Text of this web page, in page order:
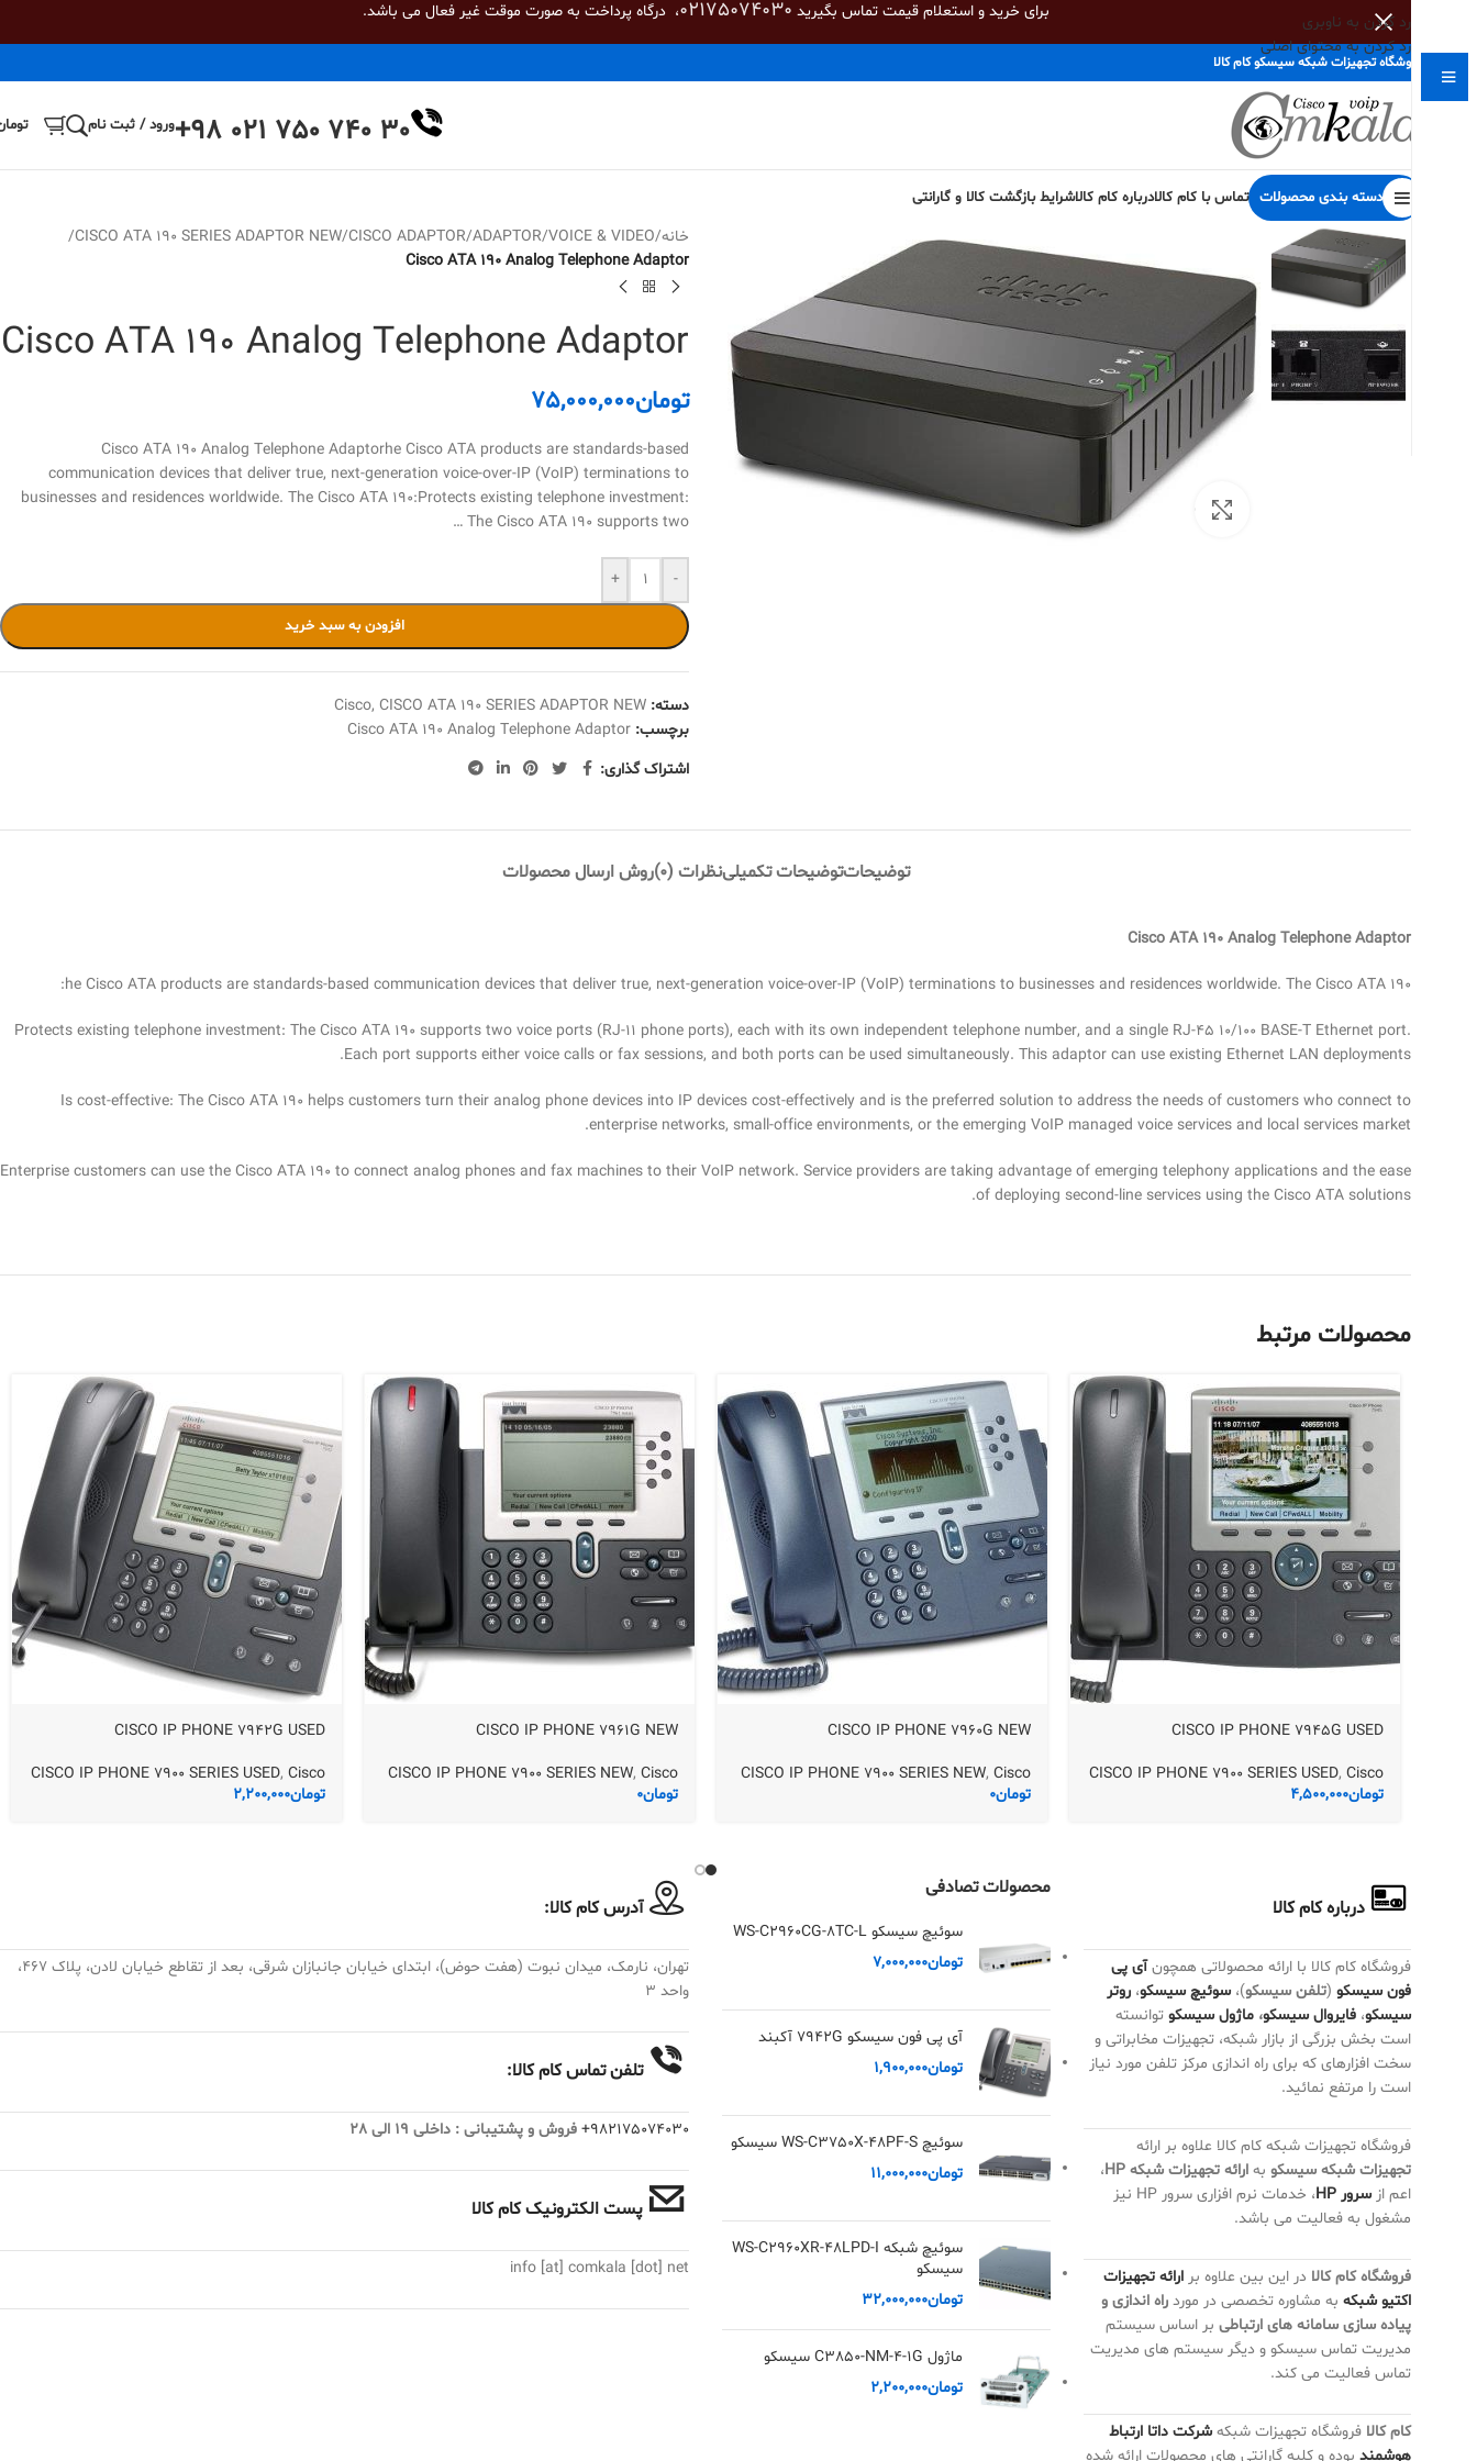
رد کردن به ناوبری
رد کردن به محتوای اصلی
برای خرید و استعلام قیمت تماس بگیرید 02175074030، درگاه پرداخت به صورت موقت غیر فعال می باشد.
فروشگاه تجهیزات شبکه سیسکو کام کالا
+98 021 750 740 30ورود / ثبت نام
دسته بندی محصولات تماس با کام کالادرباره کام کالاشرایط بازگشت کالا و گارانتی
بزرگنمایی تصویر
خانه/
VOICE & VIDEO
/
ADAPTOR
/
CISCO ADAPTOR
/
CISCO ATA 190 SERIES ADAPTOR NEW
/
Cisco ATA 190 Analog Telephone Adaptor
Cisco ATA 190 Analog Telephone Adaptor
تومان75,000,000
Cisco ATA 190 Analog Telephone Adaptorhe Cisco ATA products are standards-based
communication devices that deliver true, next-generation voice-over-IP (VoIP) terminations to
businesses and residences worldwide. The Cisco ATA 190:Protects existing telephone investment:
The Cisco ATA 190 supports two …
-
+
افزودن به سبد خرید
دسته: Cisco, CISCO ATA 190 SERIES ADAPTOR NEW
برچسب: Cisco ATA 190 Analog Telephone Adaptor
اشتراک گذاری:
توضیحاتتوضیحات تکمیلینظرات (0) روش ارسال محصولات
Cisco ATA 190 Analog Telephone Adaptor
he Cisco ATA products are standards-based communication devices that deliver true, next-generation voice-over-IP (VoIP) terminations to businesses and residences worldwide. The Cisco ATA 190:
Protects existing telephone investment: The Cisco ATA 190 supports two voice ports (RJ-11 phone ports), each with its own independent telephone number, and a single RJ-45 10/100 BASE-T Ethernet port.
Each port supports either voice calls or fax sessions, and both ports can be used simultaneously. This adaptor can use existing Ethernet LAN deployments.
Is cost-effective: The Cisco ATA 190 helps customers turn their analog phone devices into IP devices cost-effectively and is the preferred solution to address the needs of customers who connect to
enterprise networks, small-office environments, or the emerging VoIP managed voice services and local services market.
Enterprise customers can use the Cisco ATA 190 to connect analog phones and fax machines to their VoIP network. Service providers are taking advantage of emerging telephony applications and the ease
of deploying second-line services using the Cisco ATA solutions.
محصولات مرتبط
CISCO IP PHONE 7945G USED
CISCO IP PHONE 7900 SERIES USED, Cisco
تومان4,500,000
CISCO IP PHONE 7960G NEW
CISCO IP PHONE 7900 SERIES NEW, Cisco
تومان0
CISCO IP PHONE 7961G NEW
CISCO IP PHONE 7900 SERIES NEW, Cisco
تومان0
CISCO IP PHONE 7942G USED
CISCO IP PHONE 7900 SERIES USED, Cisco
تومان2,200,000
درباره کام کالا
فروشگاه کام کالا با ارائه محصولاتی همچونآی پی
فون سیسکو (تلفن سیسکو)، سوئیچ سیسکو، روتر
سیسکو، فایروال سیسکو، ماژول سیسکو توانسته
است بخش بزرگی از بازار شبکه، تجهیزات مخابراتی و
سخت افزارهای که برای راه اندازی مرکز تلفن مورد نیاز
است را مرتفع نمائید.
فروشگاه تجهیزات شبکه کام کالا علاوه بر ارائه
تجهیزات شبکه سیسکو به ارائه تجهیزات شبکه HP
،
اعم از سرور HP
، خدمات نرم افزاری سرور HP نیز
مشغول به فعالیت می باشد.
فروشگاه کام کالا در این بین علاوه بر ارائه تجهیزات
اکتیو شبکه به مشاوره تخصصی در مورد راه اندازی و
پیاده سازی سامانه های ارتباطی بر اساس سیستم
مدیریت تماس سیسکو و دیگر سیستم های مدیریت
تماس فعالیت می کند.
کام کالا فروشگاه تجهیزات شبکه شرکت داتا ارتباط
هوشمند بوده و کلیه گارانتی های محصولات ارائه شده
محصولات تصادفی
سوئیچ سیسکو WS-C2960CG-8TC-L
تومان7,000,000
آی پی فون سیسکو 7942G آکبند
تومان1,900,000
سوئیچ WS-C3750X-48PF-S سیسکو
تومان11,000,000
سوئیچ شبکه WS-C2960XR-48LPD-I
سیسکو
تومان32,000,000
ماژول C3850-NM-4-1G سیسکو
تومان2,200,000
آدرس کام کالا:
تهران، نارمک، میدان نبوت (هفت حوض)، ابتدای خیابان جانبازان شرقی، بعد از تقاطع خیابان لادن، پلاک ۴۶۷،
واحد ۳
تلفن تماس کام کالا:
982175074030+ فروش و پشتیبانی : داخلی 19 الی 28
پست الکترونیک کام کالا
info [at] comkala [dot] net